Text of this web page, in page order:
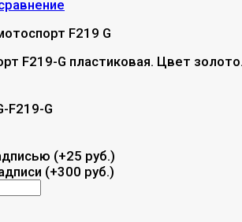
F219-G пластиковая. Цвет
F219-G
(+25 руб.)
(+300 руб.)